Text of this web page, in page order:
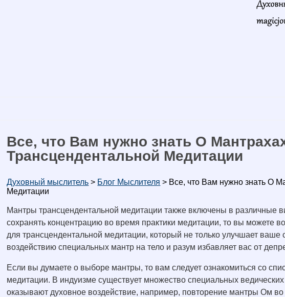
Все, что Вам нужно знать О
Трансцендентальной Медитации
Духовный мыслитель > Блог Мыслителя > Все, что Вам нужно знать О
Медитации
Мантры трансцендентальной медитации также включены в различные
сохранять концентрацию во время практики медитации, то вы можете
для трансцендентальной медитации, который не только улучшает ваше
воздействию специальных мантр на тело и разум избавляет вас от
Если вы думаете о выборе мантры, то вам следует ознакомиться со
медитации. В индуизме существует множество специальных
оказывают духовное воздействие, например, повторение мантры Ом